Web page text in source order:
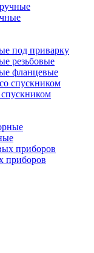
под приварку
резьбовые
фланцевые
приборов